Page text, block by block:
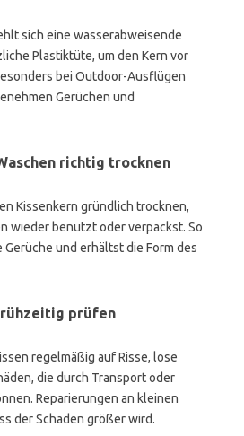
sich eine wasserabweisende
Plastiktüte, um den Kern vor
bei Outdoor-Ausflügen
Gerüchen und
richtig trocknen
Kissenkern gründlich trocknen,
wieder benutzt oder verpackst. So
und erhältst die Form des
prüfen
regelmäßig auf Risse, lose
die durch Transport oder
Reparierungen an kleinen
der Schaden größer wird.